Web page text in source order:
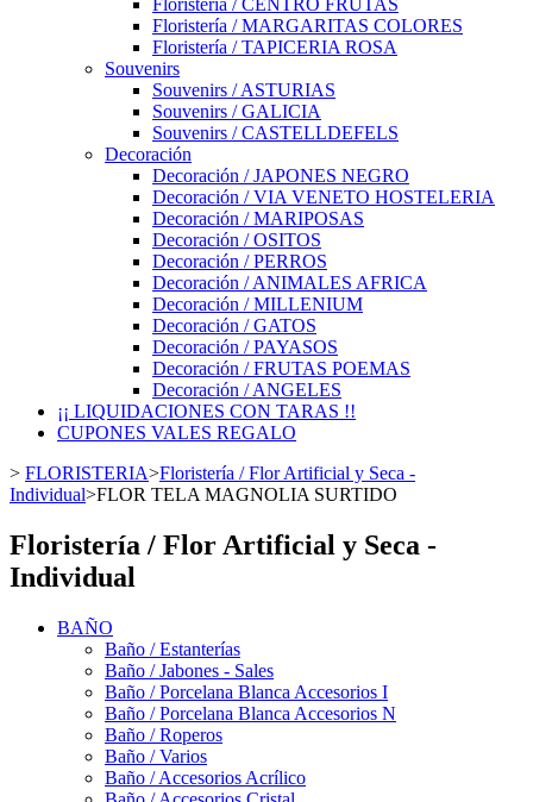
Floristería / CENTRO FRUTAS
Floristería / MARGARITAS COLORES
Floristería / TAPICERIA ROSA
Souvenirs
Souvenirs / ASTURIAS
Souvenirs / GALICIA
Souvenirs / CASTELLDEFELS
Decoración
Decoración / JAPONES NEGRO
Decoración / VIA VENETO HOSTELERIA
Decoración / MARIPOSAS
Decoración / OSITOS
Decoración / PERROS
Decoración / ANIMALES AFRICA
Decoración / MILLENIUM
Decoración / GATOS
Decoración / PAYASOS
Decoración / FRUTAS POEMAS
Decoración / ANGELES
¡¡ LIQUIDACIONES CON TARAS !!
CUPONES VALES REGALO
> FLORISTERIA>Floristería / Flor Artificial y Seca -
Individual>FLOR TELA MAGNOLIA SURTIDO
Floristería / Flor Artificial y Seca -
Individual
BAÑO
Baño / Estanterías
Baño / Jabones - Sales
Baño / Porcelana Blanca Accesorios I
Baño / Porcelana Blanca Accesorios N
Baño / Roperos
Baño / Varios
Baño / Accesorios Acrílico